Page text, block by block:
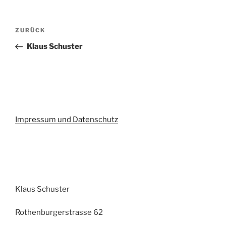
Beitragsnavigation
Vorheriger
Beitrag
ZURÜCK
Klaus Schuster
Impressum und Datenschutz
Klaus Schuster
Rothenburgerstrasse 62